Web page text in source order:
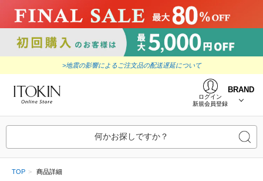
>地震の影響によるご注文品の配送遅延について
ログイン
新規会員登録
BRAND
何かお探しですか？
TOP 商品詳細